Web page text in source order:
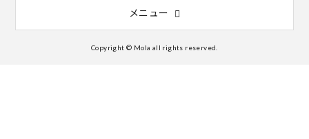
メニュー
Copyright © Mola all rights reserved.